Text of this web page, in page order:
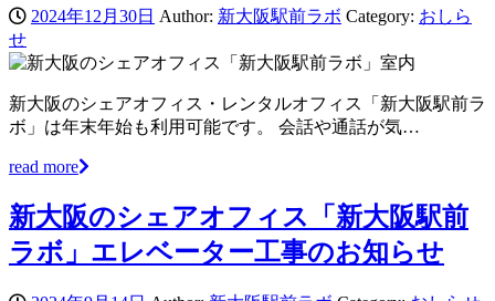
2024年12月30日 Author: 新大阪駅前ラボ Category: おしら
せ
新大阪のシェアオフィス・レンタルオフィス「新大阪駅前ラ
ボ」は年末年始も利用可能です。 会話や通話が気…
read more
新大阪のシェアオフィス「新大阪駅前
ラボ」エレベーター工事のお知らせ